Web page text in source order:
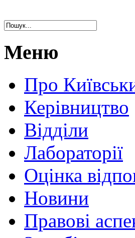
Меню
Про
Керівництво
Відділи
Лабораторії
Оцінка
Новини
Правові